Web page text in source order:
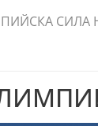
СИЛА